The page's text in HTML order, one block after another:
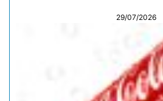
29/07/2026